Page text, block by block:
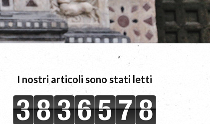
I nostri articoli sono stati letti